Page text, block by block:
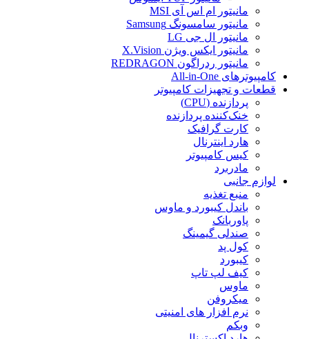
مانیتور ام اس آی MSI
مانیتور سامسونگ Samsung
مانیتور ال جی LG
مانیتور ایکس ویژن X.Vision
مانیتور ردراگون REDRAGON
کامپیوترهای All-in-One
قطعات و تجهیزات کامپیوتر
پردازنده (CPU)
خنک‌کننده پردازنده
کارت گرافیک
هارد اینترنال
کیس کامپیوتر
مادربرد
لوازم جانبی
منبع تغذیه
باندل کیبورد و ماوس
پاوربانک
صندلی گیمینگ
کول پد
کیبورد
کیف لپ تاپ
ماوس
میکروفن
نرم افزار های امنیتی
وبکم